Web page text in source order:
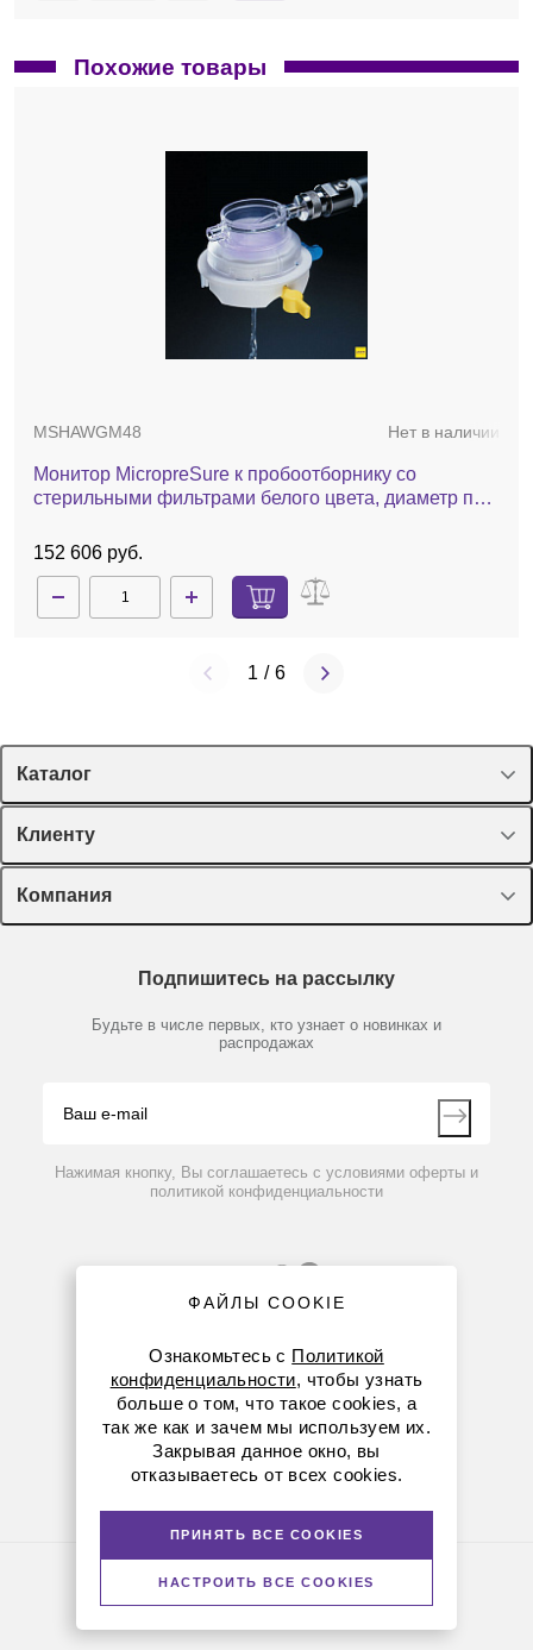
Похожие товары
MSHAWGM48 Нет в наличии
Монитор MicropreSure к пробоотборнику со
стерильными фильтрами белого цвета, диаметр пор
152 606 руб.
1 / 6
Каталог
Спецпредложения
Оборудование, приборы
Пластик, стекло, принадлежности
Химические реактивы, препараты, наборы
Производители
Клиенту
Лекторий Диаэм
Доставка и оплата
Мобильное приложение
Компания
Партнеры
Контакты
Подпишитесь на рассылку
Будьте в числе первых, кто узнает о новинках и
распродажах
Нажимая кнопку, Вы соглашаетесь с условиями оферты и
политикой конфиденциальности
8 (800) 234-05-08
(+374 94) 010173
© Диаэм, 1988 — 2026. Все права защищены
ФАЙЛЫ COOKIE
Ознакомьтесь с Политикой
конфиденциальности, чтобы узнать
больше о том, что такое cookies, а
так же как и зачем мы используем их.
Закрывая данное окно, вы
отказываетесь от всех cookies.
ПРИНЯТЬ ВСЕ COOKIES
НАСТРОИТЬ ВСЕ COOKIES